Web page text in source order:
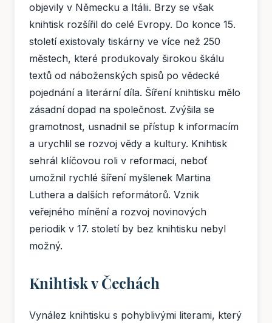
objevily v Německu a Itálii. Brzy se však
knihtisk rozšířil do celé Evropy. Do konce 15.
století existovaly tiskárny ve více než 250
městech, které produkovaly širokou škálu
textů od náboženských spisů po vědecké
pojednání a literární díla. Šíření knihtisku mělo
zásadní dopad na společnost. Zvýšila se
gramotnost, usnadnil se přístup k informacím
a urychlil se rozvoj vědy a kultury. Knihtisk
sehrál klíčovou roli v reformaci, neboť
umožnil rychlé šíření myšlenek Martina
Luthera a dalších reformátorů. Vznik
veřejného mínění a rozvoj novinových
periodik v 17. století by bez knihtisku nebyl
možný.
Knihtisk v Čechách
Vynález knihtisku s pohyblivými literami, který